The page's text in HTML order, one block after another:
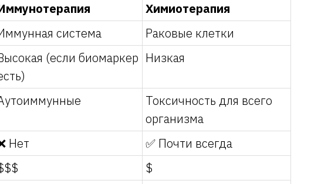
Химиотерапия
система
Раковые клетки
(если биомаркер Низкая
Токсичность для всего
организма
Нет
✅ Почти всегда
$